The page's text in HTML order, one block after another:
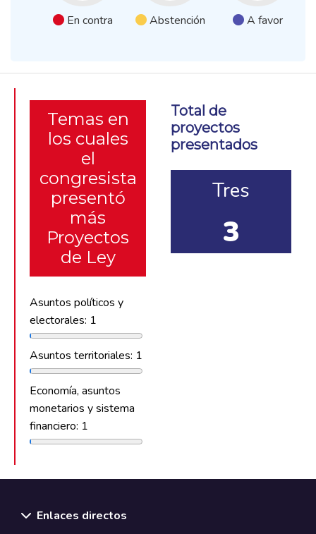
En contra Abstención A favor
Temas en
los cuales
el
congresista
presentó
más
Proyectos
de Ley
Asuntos políticos y
electorales: 1
Asuntos territoriales: 1
Economía, asuntos
monetarios y sistema
financiero: 1
Total de
proyectos
presentados
Tres
3
Enlaces directos